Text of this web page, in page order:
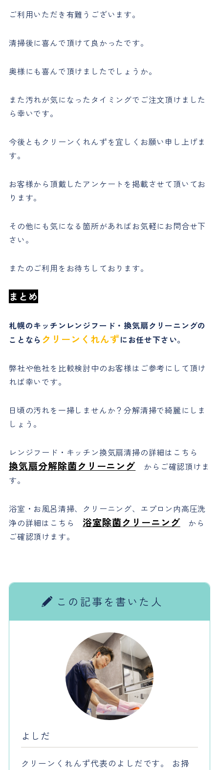
ご利用いただき有難うございます。
清掃後に喜んで頂けて良かったです。
奥様にも喜んで頂けましたでしょうか。
また汚れが気になったタイミングでご注文頂けました
ら幸いです。
今後ともクリーンくれんずを宜しくお願い申し上げま
す。
お客様から頂戴したアンケートを掲載させて頂いてお
ります。
その他にも気になる箇所があればお気軽にお問合せ下
さい。
またのご利用をお待ちしております。
まとめ
札幌のキッチンレンジフード・換気扇クリーニングの
ことなら クリーンくれんずにお任せ下さい。
弊社や他社を比較検討中のお客様はご参考にして頂け
れば幸いです。
日頃の汚れを一掃しませんか？分解清掃で綺麗にしま
しょう。
レンジフード・キッチン換気扇清掃の詳細はこちら
換気扇分解除菌クリーニング からご確認頂けま
す。
浴室・お風呂清掃、クリーニング、エプロン内高圧洗
浄の詳細はこちら 浴室除菌クリーニング から
ご確認頂けます。
この記事を書いた人
よしだ
クリーンくれんず代表のよしだです。 お掃